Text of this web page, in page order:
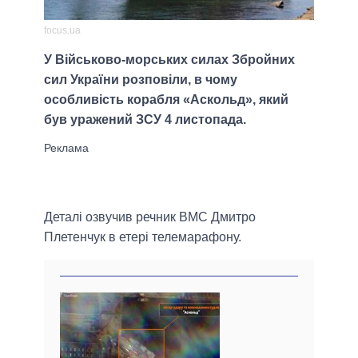
focus.ua
У Військово-морських силах Збройних
сил України розповіли, в чому
особливість корабля «Аскольд», який
був уражений ЗСУ 4 листопада.
Деталі озвучив речник ВМС Дмитро
Плетенчук в етері телемарафону.